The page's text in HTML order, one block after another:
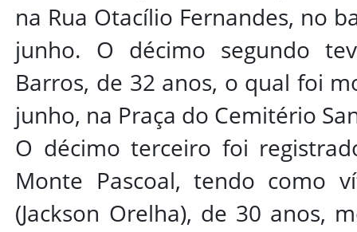
na Rua Otacílio Fernandes, no
junho. O décimo segundo
Barros, de 32 anos, o qual foi
junho, na Praça do Cemitério
O décimo terceiro foi
Monte Pascoal, tendo como
(Jackson Orelha), de 30 anos,